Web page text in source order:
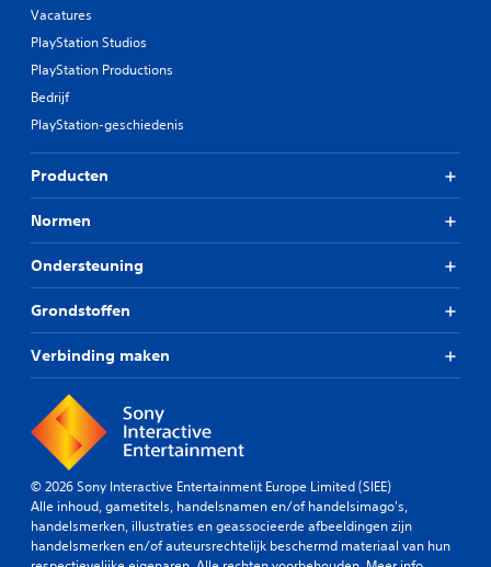
Vacatures
PlayStation Studios
PlayStation Productions
Bedrijf
PlayStation-geschiedenis
Producten
Normen
Ondersteuning
Grondstoffen
Verbinding maken
© 2026 Sony Interactive Entertainment Europe Limited (SIEE)
Alle inhoud, gametitels, handelsnamen en/of handelsimago's,
handelsmerken, illustraties en geassocieerde afbeeldingen zijn
handelsmerken en/of auteursrechtelijk beschermd materiaal van hun